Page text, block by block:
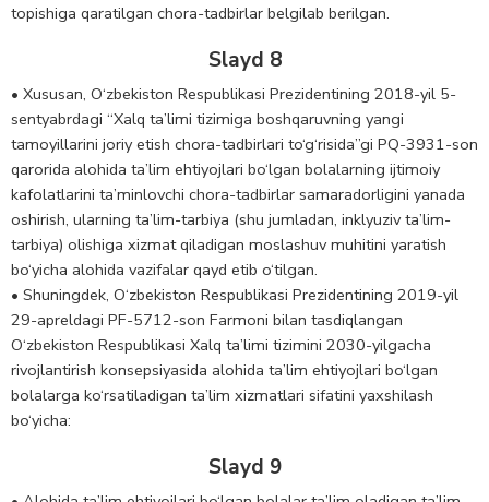
topishiga qaratilgan chora-tadbirlar belgilab berilgan.
Slayd 8
• Xususan, O‘zbekiston Respublikasi Prezidentining 2018-yil 5-
sentyabrdagi “Xalq ta’limi tizimiga boshqaruvning yangi
tamoyillarini joriy etish chora-tadbirlari to‘g‘risida”gi PQ-3931-son
qarorida alohida ta’lim ehtiyojlari bo‘lgan bolalarning ijtimoiy
kafolatlarini ta’minlovchi chora-tadbirlar samaradorligini yanada
oshirish, ularning ta’lim-tarbiya (shu jumladan, inklyuziv ta’lim-
tarbiya) olishiga xizmat qiladigan moslashuv muhitini yaratish
bo‘yicha alohida vazifalar qayd etib o‘tilgan.
• Shuningdek, O‘zbekiston Respublikasi Prezidentining 2019-yil
29-apreldagi PF-5712-son Farmoni bilan tasdiqlangan
O‘zbekiston Respublikasi Xalq ta’limi tizimini 2030-yilgacha
rivojlantirish konsepsiyasida alohida ta’lim ehtiyojlari bo‘lgan
bolalarga ko‘rsatiladigan ta’lim xizmatlari sifatini yaxshilash
bo‘yicha:
Slayd 9